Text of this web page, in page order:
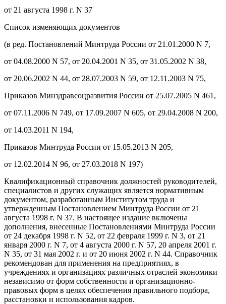
от 21 августа 1998 г. N 37
Список изменяющих документов
(в ред. Постановлений Минтруда России от 21.01.2000 N 7,
от 04.08.2000 N 57, от 20.04.2001 N 35, от 31.05.2002 N 38,
от 20.06.2002 N 44, от 28.07.2003 N 59, от 12.11.2003 N 75,
Приказов Минздравсоцразвития России от 25.07.2005 N 461,
от 07.11.2006 N 749, от 17.09.2007 N 605, от 29.04.2008 N 200,
от 14.03.2011 N 194,
Приказов Минтруда России от 15.05.2013 N 205,
от 12.02.2014 N 96, от 27.03.2018 N 197)
Квалификационный справочник должностей руководителей,
специалистов и других служащих является нормативным
документом, разработанным Институтом труда и
утвержденным Постановлением Минтруда России от 21
августа 1998 г. N 37. В настоящее издание включены
дополнения, внесенные Постановлениями Минтруда России
от 24 декабря 1998 г. N 52, от 22 февраля 1999 г. N 3, от 21
января 2000 г. N 7, от 4 августа 2000 г. N 57, 20 апреля 2001 г.
N 35, от 31 мая 2002 г. и от 20 июня 2002 г. N 44. Справочник
рекомендован для применения на предприятиях, в
учреждениях и организациях различных отраслей экономики
независимо от форм собственности и организационно-
правовых форм в целях обеспечения правильного подбора,
расстановки и использования кадров.